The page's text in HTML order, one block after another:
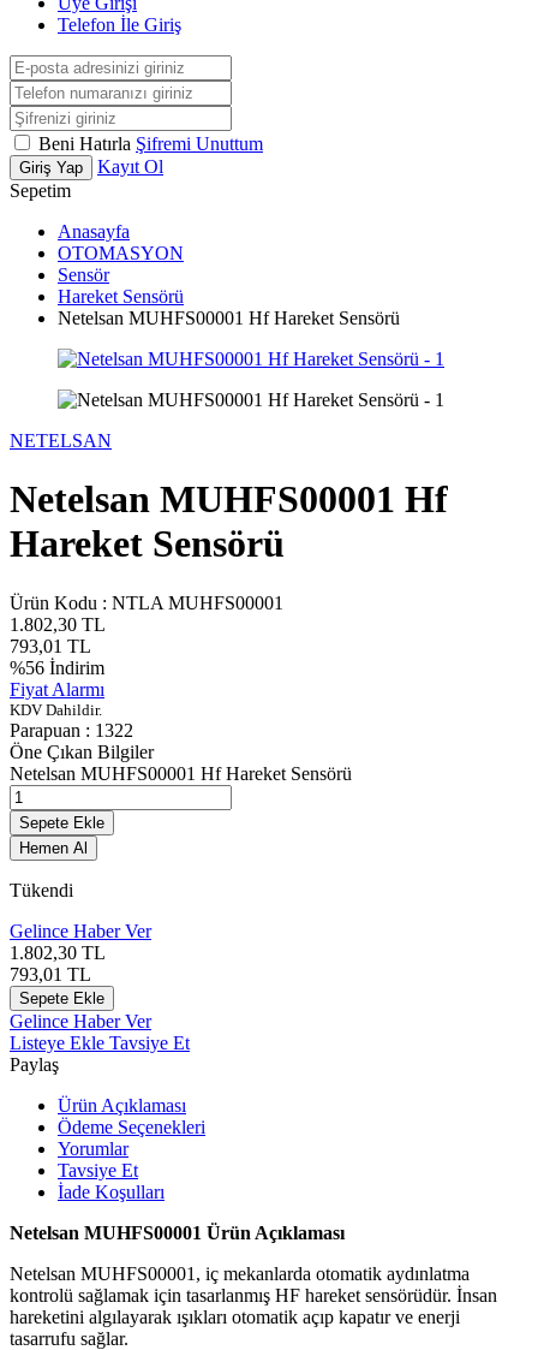
Telefon İle Giriş
Beni Hatırla Şifremi Unuttum
Giriş Yap
Kayıt Ol
Sepetim
Anasayfa
OTOMASYON
Sensör
Hareket Sensörü
Netelsan MUHFS00001 Hf Hareket Sensörü
NETELSAN
Netelsan MUHFS00001 Hf
Hareket Sensörü
Ürün Kodu : NTLA MUHFS00001
1.802,30 TL
793,01 TL
%56 İndirim
Fiyat Alarmı
KDV Dahildir.
Parapuan : 1322
Öne Çıkan Bilgiler
Netelsan MUHFS00001 Hf Hareket Sensörü
Sepete Ekle
Hemen Al
Tükendi
Gelince Haber Ver
1.802,30 TL
793,01 TL
Sepete Ekle
Gelince Haber Ver
Listeye Ekle Tavsiye Et
Paylaş
Ürün Açıklaması
Ödeme Seçenekleri
Yorumlar
Tavsiye Et
İade Koşulları
Netelsan MUHFS00001 Ürün Açıklaması
Netelsan MUHFS00001, iç mekanlarda otomatik aydınlatma
kontrolü sağlamak için tasarlanmış HF hareket sensörüdür. İnsan
hareketini algılayarak ışıkları otomatik açıp kapatır ve enerji
tasarrufu sağlar.